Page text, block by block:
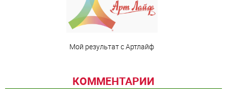
Мой результат с Артлайф
КОММЕНТАРИИ